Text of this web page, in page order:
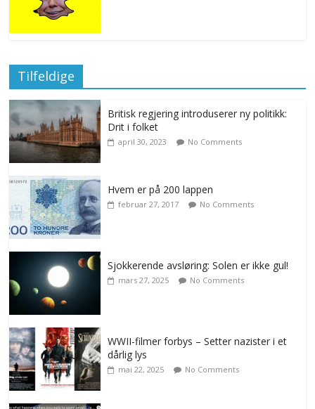
Tilfeldige
Britisk regjering introduserer ny politikk:
Drit i folket
april 30, 2023 No Comments
Hvem er på 200 lappen
februar 27, 2017 No Comments
Sjokkerende avsløring: Solen er ikke gul!
mars 27, 2025 No Comments
WWII-filmer forbys – Setter nazister i et
dårlig lys
mai 22, 2025 No Comments